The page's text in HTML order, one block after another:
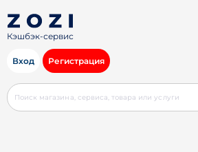
Кэшбэк-сервис
Вход Регистрация